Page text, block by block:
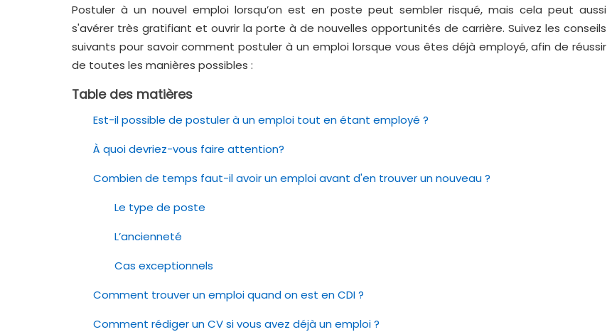
Postuler à un nouvel emploi lorsqu’on est en poste peut sembler risqué, mais cela peut aussi
s'avérer très gratifiant et ouvrir la porte à de nouvelles opportunités de carrière. Suivez les conseils
suivants pour savoir comment postuler à un emploi lorsque vous êtes déjà employé, afin de réussir
de toutes les manières possibles :
Table des matières
Est-il possible de postuler à un emploi tout en étant employé ?
À quoi devriez-vous faire attention?
Combien de temps faut-il avoir un emploi avant d'en trouver un nouveau ?
Le type de poste
L’ancienneté
Cas exceptionnels
Comment trouver un emploi quand on est en CDI ?
Comment rédiger un CV si vous avez déjà un emploi ?